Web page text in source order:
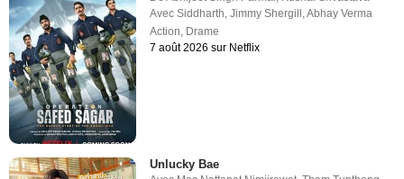
AvecSiddharth,Jimmy Shergill ,Abhay Verma
Action, Drame
7 août 2026 sur Netflix
Unlucky Bae